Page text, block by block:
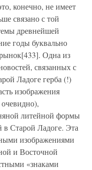
конечно, не имеет
связано с той
древнейшей
годы буквально
Одна из
связанных с
Ладоге герба (!)
изображения
литейной формы
в Старой Ладоге. Эта
изображениями
и Восточной
«знаками